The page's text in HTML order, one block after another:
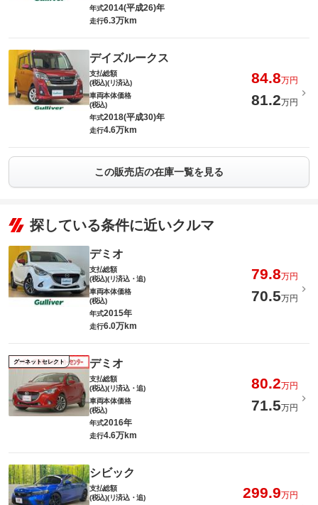
年式2014(平成26)年
走行6.3万km
デイズルークス
支払総額
(税込)(リ済込)
84.8万円
車両本体価格
(税込)
81.2万円
年式2018(平成30)年
走行4.6万km
この販売店の在庫一覧を見る
探している条件に近いクルマ
デミオ
支払総額
(税込)(リ済込・追)
79.8万円
車両本体価格
(税込)
70.5万円
年式2015年
走行6.0万km
グーネットセレクト デミオ
支払総額
(税込)(リ済込・追)
80.2万円
車両本体価格
(税込)
71.5万円
年式2016年
走行4.6万km
シビック
支払総額
(税込)(リ済込・追)
299.9万円